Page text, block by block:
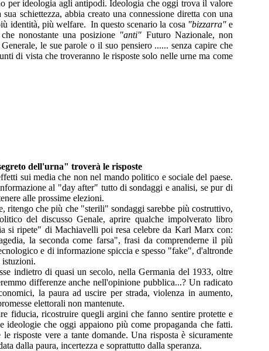
per ideologia agli antipodi. Ideologia che oggi trova il valore
schiettezza, abbia creato una connessione diretta con una
identità, più welfare. In questo scenario la cosa "bizzarra"e
nonostante una posizione "anti" Futuro Nazionale, non
le sue parole o il suo pensiero ...... senza capire che
di vista che troveranno le risposte solo nelle urne ma come
dell'urna" troverà le risposte
sui media che non nel mando politico e sociale del paese.
al "day after" tutto di sondaggi e analisi, se pur di
alle prossime elezioni.
ritengo che più che "sterili" sondaggi sarebbe più costruttivo,
del discusso Genale, aprire qualche impolverato libro
si ripete" di Machiavelli poi resa celebre da Karl Marx con:
la seconda come farsa", frasi da comprenderne il più
e di informazione spiccia e spesso "fake", d'altronde
istuzioni.
indietro di quasi un secolo, nella Germania del 1933, oltre
differenze anche nell'opinione pubblica...? Un radicato
la paura ad uscire per strada, violenza in aumento,
elettorali non mantenute.
fiducia, ricostruire quegli argini che fanno sentire protette e
che oggi appaiono più come propaganda che fatti.
risposte vere a tante domande. Una risposta è sicuramente
dalla paura, incertezza e soprattutto dalla speranza.